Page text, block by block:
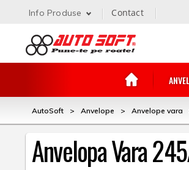
Info Produse Contact
AutoSoft > Anvelope > Anvelope vara
Anvelopa Vara